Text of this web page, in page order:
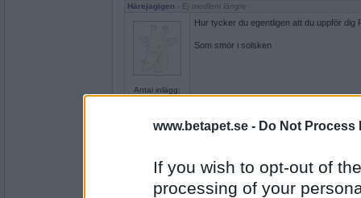
www.betapet.se - Do Not Process
If you wish to opt-out of
processing of your
Härejagigen - Ej medlem längre
Antal inlägg:
1888
Hur tycker du egentligen att du uppför dig
Som smör i solsken
Härejagigen- Ej medlem längre